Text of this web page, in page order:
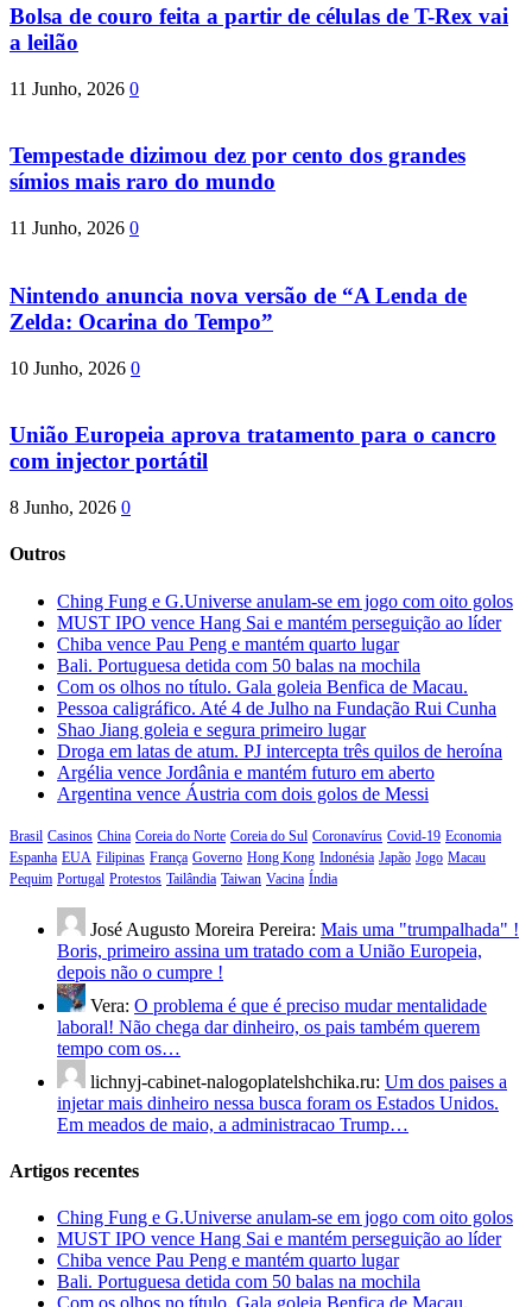
Bolsa de couro feita a partir de células de T-Rex vai
a leilão
11 Junho, 2026 0
Tempestade dizimou dez por cento dos grandes
símios mais raro do mundo
11 Junho, 2026 0
Nintendo anuncia nova versão de “A Lenda de
Zelda: Ocarina do Tempo”
10 Junho, 2026 0
União Europeia aprova tratamento para o cancro
com injector portátil
8 Junho, 2026 0
Outros
Ching Fung e G.Universe anulam-se em jogo com oito golos
MUST IPO vence Hang Sai e mantém perseguição ao líder
Chiba vence Pau Peng e mantém quarto lugar
Bali. Portuguesa detida com 50 balas na mochila
Com os olhos no título. Gala goleia Benfica de Macau.
Pessoa caligráfico. Até 4 de Julho na Fundação Rui Cunha
Shao Jiang goleia e segura primeiro lugar
Droga em latas de atum. PJ intercepta três quilos de heroína
Argélia vence Jordânia e mantém futuro em aberto
Argentina vence Áustria com dois golos de Messi
Brasil Casinos China Coreia do Norte Coreia do Sul Coronavírus Covid-19 Economia
Espanha EUA Filipinas França Governo Hong Kong Indonésia Japão Jogo Macau
Pequim Portugal Protestos Tailândia Taiwan Vacina Índia
José Augusto Moreira Pereira: Mais uma "trumpalhada" !
Boris, primeiro assina um tratado com a União Europeia,
depois não o cumpre !
Vera: O problema é que é preciso mudar mentalidade
laboral! Não chega dar dinheiro, os pais também querem
tempo com os…
lichnyj-cabinet-nalogoplatelshchika.ru: Um dos paises a
injetar mais dinheiro nessa busca foram os Estados Unidos.
Em meados de maio, a administracao Trump…
Artigos recentes
Ching Fung e G.Universe anulam-se em jogo com oito golos
MUST IPO vence Hang Sai e mantém perseguição ao líder
Chiba vence Pau Peng e mantém quarto lugar
Bali. Portuguesa detida com 50 balas na mochila
Com os olhos no título. Gala goleia Benfica de Macau.